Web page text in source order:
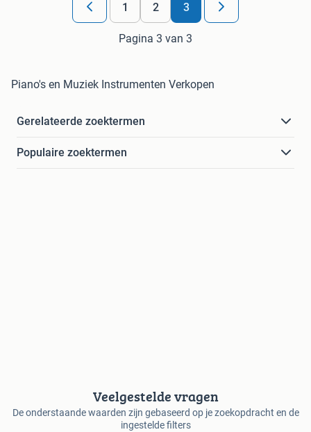
1 2 3
Pagina 3 van 3
Piano's en Muziek Instrumenten Verkopen
Gerelateerde zoektermen
Populaire zoektermen
Veelgestelde vragen
De onderstaande waarden zijn gebaseerd op je zoekopdracht en de
ingestelde filters